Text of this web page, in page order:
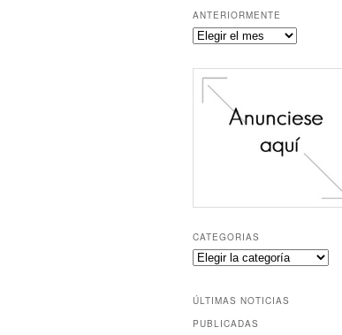
ANTERIORMENTE
Noticias
anteriormente
CATEGORIAS
Categorias
ÚLTIMAS NOTICIAS
PUBLICADAS